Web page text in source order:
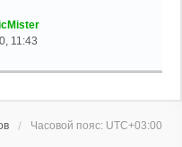
11:43
Часовой пояс: UTC+03:00